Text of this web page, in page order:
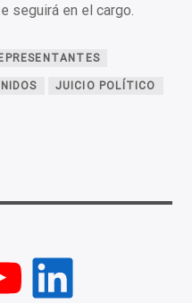
seguirá en el cargo.
JUICIO POLÍTICO
LinkedIn